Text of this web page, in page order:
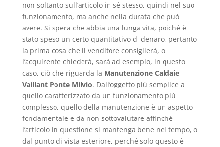
non soltanto sull’articolo in sé stesso, quindi nel suo
funzionamento, ma anche nella durata che può
avere. Si spera che abbia una lunga vita, poiché è
stato speso un certo quantitativo di denaro, pertanto
la prima cosa che il venditore consiglierà, o
l’acquirente chiederà, sarà ad esempio, in questo
caso, ciò che riguarda la Manutenzione Caldaie
Vaillant Ponte Milvio. Dall’oggetto più semplice a
quello caratterizzato da un funzionamento più
complesso, quello della manutenzione è un aspetto
fondamentale e da non sottovalutare affinché
l’articolo in questione si mantenga bene nel tempo, o
dal punto di vista esteriore, perché solo questo è